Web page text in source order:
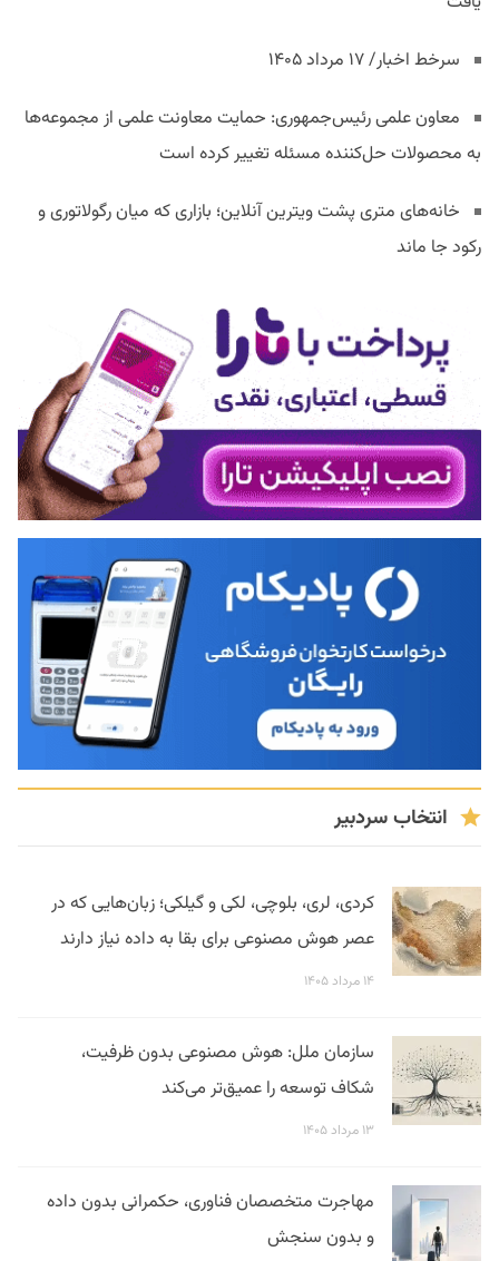
سرخط اخبار/ ۱۷ مرداد ۱۴۰۵
معاون علمی رئیس‌جمهوری: حمایت معاونت علمی از مجموعه‌ها
به محصولات حل‌کننده مسئله تغییر کرده است
خانه‌های متری پشت ویترین آنلاین؛ بازاری که میان رگولاتوری و
رکود جا ماند
انتخاب سردبیر
کردی، لری، بلوچی، لکی و گیلکی؛ زبان‌هایی که در
عصر هوش مصنوعی برای بقا به داده نیاز دارند
۱۴ مرداد ۱۴۰۵
سازمان ملل: هوش مصنوعی بدون ظرفیت،
شکاف توسعه را عمیق‌تر می‌کند
۱۳ مرداد ۱۴۰۵
مهاجرت متخصصان فناوری، حکمرانی بدون داده
و بدون سنجش